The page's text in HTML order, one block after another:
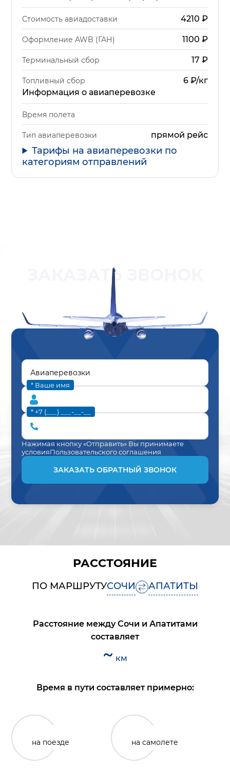
Стоимость авиадоставки 4210 ₽
Оформление AWB (ГАН) 1100 ₽
Терминальный сбор 17 ₽
Топливный сбор
6 ₽/кг
Информация о авиаперевозке
Время полета
Тип авиаперевозки прямой рейс
Тарифы на авиаперевозки по
категориям отправлений
ЗАКАЗАТЬ ЗВОНОК
* Ваше имя
* +7 (___) ___-__-__
Нажимая кнопку «Отправить» Вы принимаете
условияПользовательского соглашения
ЗАКАЗАТЬ ОБРАТНЫЙ ЗВОНОК
РАССТОЯНИЕ
ПО МАРШРУТУСОЧИ АПАТИТЫ
Расстояние междуСочи и Апатитами
составляет
~ км
Время в пути составляет примерно:
на поезде на самолете